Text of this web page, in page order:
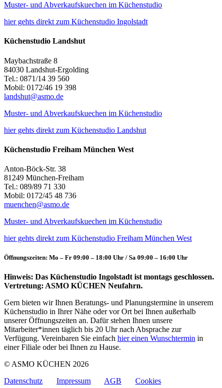
Muster- und Abverkaufskuechen im Küchenstudio
hier gehts direkt zum Küchenstudio Ingolstadt
Küchenstudio Landshut
Maybachstraße 8
84030 Landshut-Ergolding
Tel.: 0871/14 39 560
Mobil: 0172/46 19 398
landshut@asmo.de
Muster- und Abverkaufskuechen im Küchenstudio
hier gehts direkt zum Küchenstudio Landshut
Küchenstudio Freiham München West
Anton-Böck-Str. 38
81249 München-Freiham
Tel.: 089/89 71 330
Mobil: 0172/45 48 736
muenchen@asmo.de
Muster- und Abverkaufskuechen im Küchenstudio
hier gehts direkt zum Küchenstudio Freiham München West
Öffnungszeiten: Mo – Fr 09:00 – 18:00 Uhr / Sa 09:00 – 16:00 Uhr
Hinweis: Das Küchenstudio Ingolstadt ist montags geschlossen.
Vertretung: ASMO KÜCHEN Neufahrn.
Gern bieten wir Ihnen Beratungs- und Planungstermine in unserem
Küchenstudio in Ihrer Nähe oder vor Ort bei Ihnen außerhalb
unserer Öffnungszeiten an. Dafür stehen Ihnen unsere
Mitarbeiter*innen täglich bis 20 Uhr nach Absprache zur
Verfügung. Vereinbaren Sie einfach hier einen Wunschtermin in
einer Filiale oder bei Ihnen zu Hause.
© ASMO KÜCHEN 2026
Datenschutz
Impressum AGB Cookies